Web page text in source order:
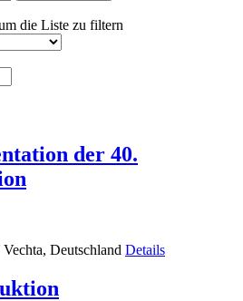
die Liste zu filtern
der 40.
Vechta, Deutschland Details